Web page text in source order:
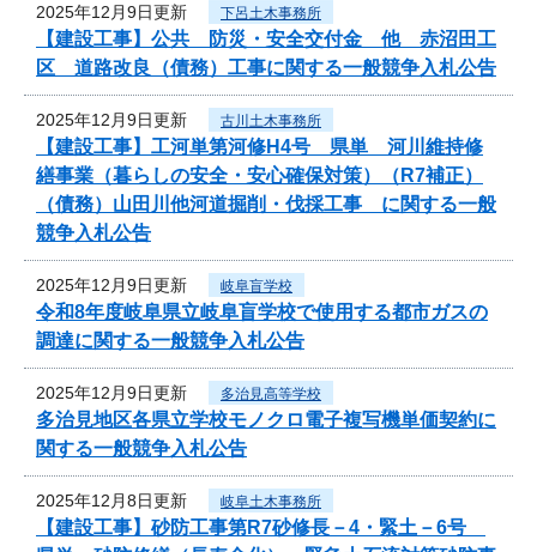
2025年12月9日更新 下呂土木事務所
【建設工事】公共 防災・安全交付金 他 赤沼田工
区 道路改良（債務）工事に関する一般競争入札公告
2025年12月9日更新 古川土木事務所
【建設工事】工河単第河修H4号 県単 河川維持修
繕事業（暮らしの安全・安心確保対策）（R7補正）
（債務）山田川他河道掘削・伐採工事 に関する一般
競争入札公告
2025年12月9日更新 岐阜盲学校
令和8年度岐阜県立岐阜盲学校で使用する都市ガスの
調達に関する一般競争入札公告
2025年12月9日更新 多治見高等学校
多治見地区各県立学校モノクロ電子複写機単価契約に
関する一般競争入札公告
2025年12月8日更新 岐阜土木事務所
【建設工事】砂防工事第R7砂修長－4・緊土－6号